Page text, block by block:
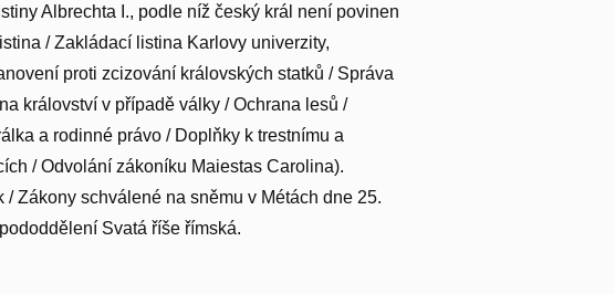
Albrechta I., podle níž český král není povinen
/ Zakládací listina Karlovy univerzity,
proti zcizování královských statků / Správa
království v případě války / Ochrana lesů /
a rodinné právo / Doplňky k trestnímu a
/ Odvolání zákoníku Maiestas Carolina).
Zákony schválené na sněmu v Métách dne 25.
Svatá říše římská.